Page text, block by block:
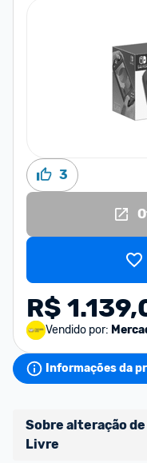
3
R$
Vendido por:
Informações da
Sobre alteração
Livre